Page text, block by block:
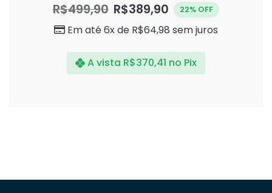
de
R$499,90 R$389,90 22% OFF
Em até 6x de R$64,98 sem juros
A vista R$370,41 no Pix